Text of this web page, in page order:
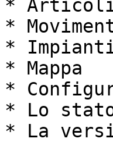
*
*
*
* Mappa
*
* Lo
* La